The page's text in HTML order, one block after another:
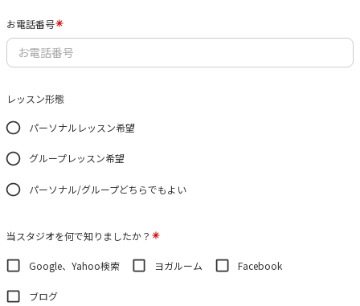
お電話番号
レッスン形態
パーソナルレッスン希望
グループレッスン希望
パーソナル/グループどちらでもよい
当スタジオを何で知りましたか？
Google、Yahoo検索 ヨガルーム Facebook
ブログ